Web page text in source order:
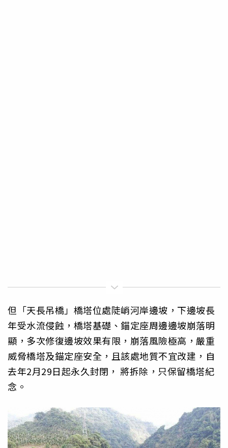
但「天長吊橋」橋塔位處陡峭河岸邊坡，下邊坡長
年受水流侵蝕，橋塔基礎、錨定座周邊邊坡崩落明
顯，多次修復邊坡效果有限，崩落風險極高，嚴重
威脅橋塔及錨定座安全，且該處地質不宜改建，自
去年2月29日起永久封閉， 將拆除，只保留橋塔紀
念。